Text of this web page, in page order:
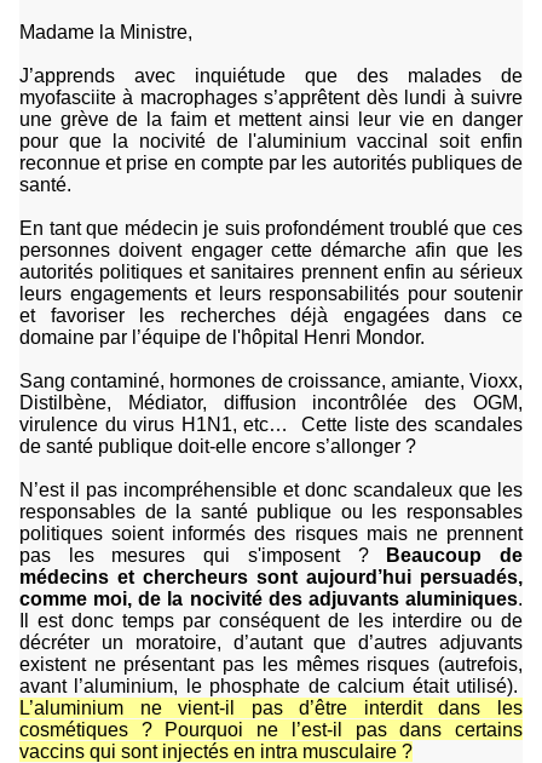
Madame la Ministre,
J’apprends avec inquiétude que des malades de
myofasciite à macrophages s’apprêtent dès lundi à suivre
une grève de la faim et mettent ainsi leur vie en danger
pour que la nocivité de l'aluminium vaccinal soit enfin
reconnue et prise en compte par les autorités publiques de
santé.
En tant que médecin je suis profondément troublé que ces
personnes doivent engager cette démarche afin que les
autorités politiques et sanitaires prennent enfin au sérieux
leurs engagements et leurs responsabilités pour soutenir
et favoriser les recherches déjà engagées dans ce
domaine par l’équipe de l'hôpital Henri Mondor.
Sang contaminé, hormones de croissance, amiante, Vioxx,
Distilbène, Médiator, diffusion incontrôlée des OGM,
virulence du virus H1N1, etc…
Cette liste des scandales
de santé publique doit-elle encore s’allonger ?
N’est il pas incompréhensible et donc scandaleux que les
responsables de la santé publique ou les responsables
politiques soient informés des risques mais ne prennent
pas les mesures qui s'imposent ?
Beaucoup de
médecins et chercheurs sont aujourd’hui persuadés,
comme moi, de la nocivité des adjuvants aluminiques.
Il est donc temps par conséquent de les interdire ou de
décréter un moratoire, d’autant que d’autres adjuvants
existent ne présentant pas les mêmes risques (autrefois,
avant l’aluminium, le phosphate de calcium était utilisé).
L’aluminium ne vient-il pas d’être interdit dans les
cosmétiques ? Pourquoi ne l’est-il pas dans certains
vaccins qui sont injectés en intra musculaire ?